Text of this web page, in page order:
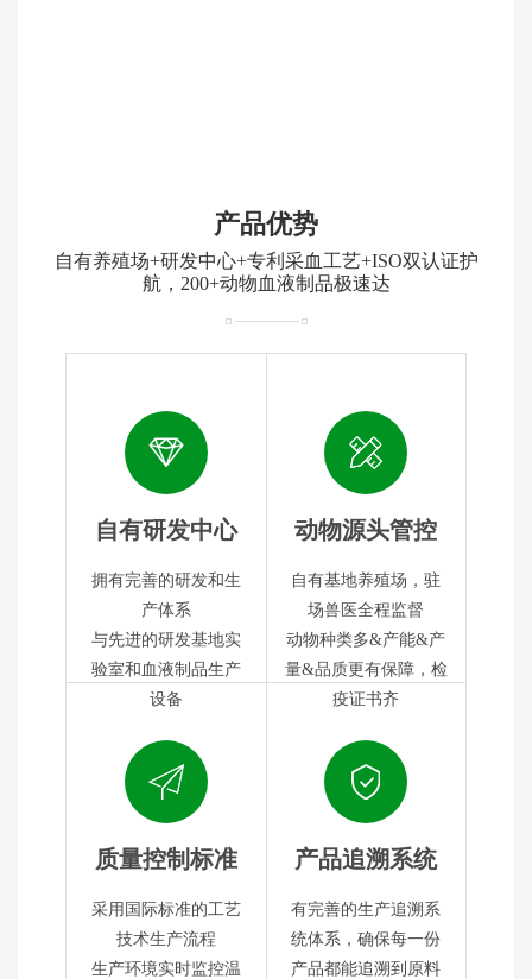
产品优势
自有养殖场+研发中心+专利采血工艺+ISO双认证护
航，200+动物血液制品极速达
自有研发中心
拥有完善的研发和生
产体系
与先进的研发基地实
验室和血液制品生产
设备
动物源头管控
自有基地养殖场，驻
场兽医全程监督
动物种类多&产能&产
量&品质更有保障，检
疫证书齐
质量控制标准
采用国际标准的工艺
技术生产流程
生产环境实时监控温
产品追溯系统
有完善的生产追溯系
统体系，确保每一份
产品都能追溯到原料